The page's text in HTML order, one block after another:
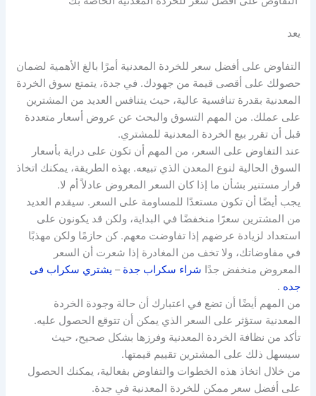
يعد
التفاوض على أفضل سعر للخردة المعدنية أمرًا بالغ الأهمية لضمان
حصولك على أقصى قيمة من جهودك. في جدة، يتمتع سوق الخردة
المعدنية بقدرة تنافسية عالية، حيث يتنافس العديد من المشترين
على عملك. من المهم التسوق والبحث عن عروض أسعار متعددة
قبل أن تقرر بيع الخردة المعدنية للمشتري.
عند التفاوض على السعر، من المهم أن تكون على دراية بأسعار
السوق الحالية لنوع المعدن الذي تبيعه. بهذه الطريقة، يمكنك اتخاذ
قرار مستنير بشأن ما إذا كان السعر المعروض عادلاً أم لا.
يجب أيضًا أن تكون مستعدًا للمساومة على السعر. سيقدم العديد
من المشترين سعرًا منخفضًا في البداية، ولكن قد يكونون على
استعداد لزيادة عرضهم إذا تفاوضت معهم. كن حازمًا ولكن مهذبًا
في مفاوضاتك، ولا تخف من المغادرة إذا شعرت أن السعر
المعروض منخفض جدًا شراء سكراب جدة – يشتري سكراب فى
جده .
من المهم أيضًا أن تضع في اعتبارك أن حالة وجودة الخردة
المعدنية ستؤثر على السعر الذي يمكن أن تتوقع الحصول عليه.
تأكد من نظافة الخردة المعدنية وفرزها بشكل صحيح، حيث
سيسهل ذلك على المشترين تقييم قيمتها.
من خلال اتخاذ هذه الخطوات والتفاوض بفعالية، يمكنك الحصول
على أفضل سعر ممكن للخردة المعدنية في جدة.